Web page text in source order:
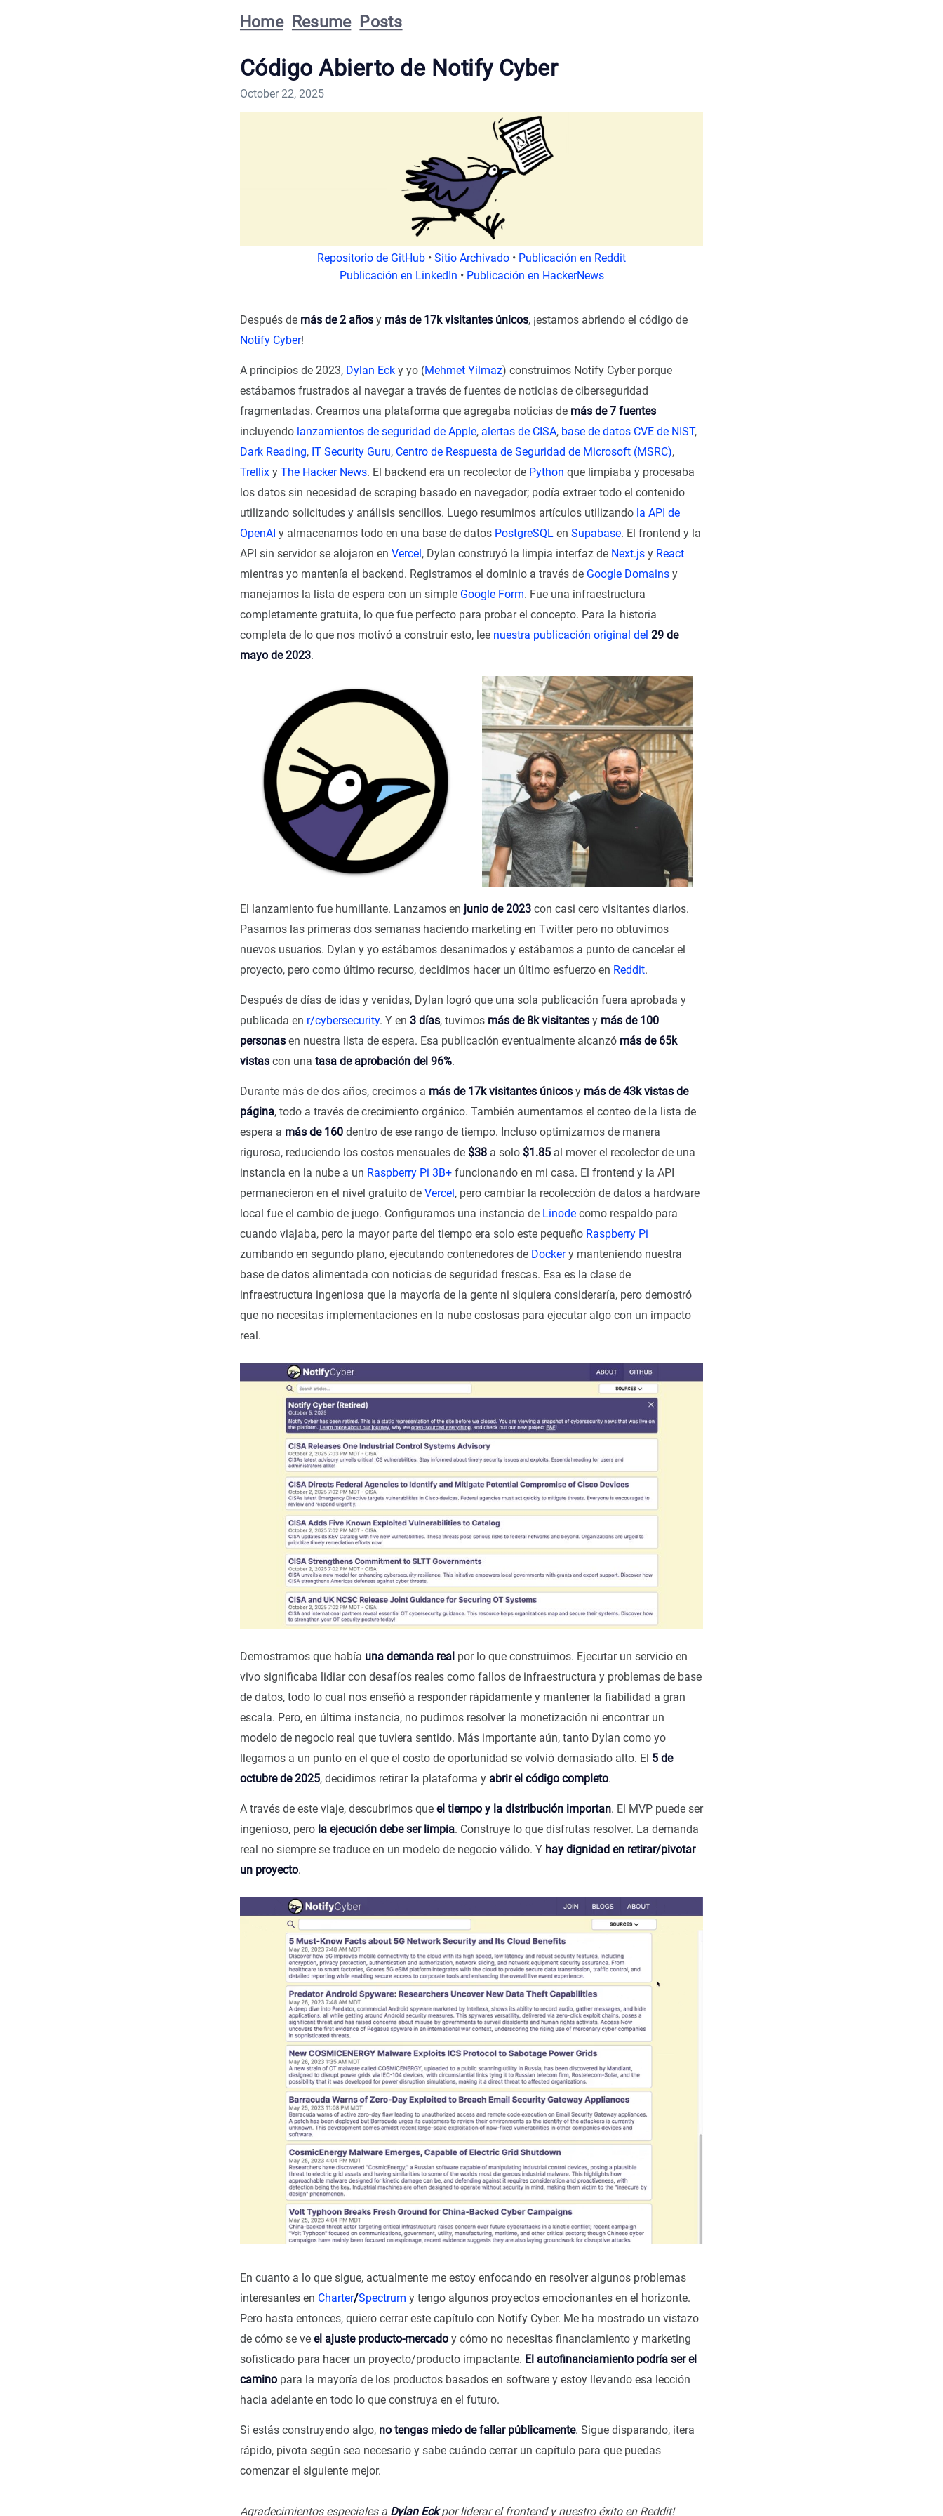
Home Resume Posts
Código Abierto de Notify Cyber
October 22, 2025
Repositorio de GitHub • Sitio Archivado • Publicación en Reddit
Publicación en LinkedIn • Publicación en HackerNews
Después de más de 2 años y más de 17k visitantes únicos, ¡estamos abriendo el código de
Notify Cyber!
A principios de 2023, Dylan Eck y yo (Mehmet Yilmaz) construimos Notify Cyber porque
estábamos frustrados al navegar a través de fuentes de noticias de ciberseguridad
fragmentadas. Creamos una plataforma que agregaba noticias de más de 7 fuentes
incluyendo lanzamientos de seguridad de Apple, alertas de CISA, base de datos CVE de NIST,
Dark Reading, IT Security Guru, Centro de Respuesta de Seguridad de Microsoft (MSRC),
Trellix y The Hacker News. El backend era un recolector de Python que limpiaba y procesaba
los datos sin necesidad de scraping basado en navegador; podía extraer todo el contenido
utilizando solicitudes y análisis sencillos. Luego resumimos artículos utilizando la API de
OpenAI y almacenamos todo en una base de datos PostgreSQL en Supabase. El frontend y la
API sin servidor se alojaron en Vercel , Dylan construyó la limpia interfaz de Next.js y React
mientras yo mantenía el backend. Registramos el dominio a través de Google Domains y
manejamos la lista de espera con un simple Google Form. Fue una infraestructura
completamente gratuita, lo que fue perfecto para probar el concepto. Para la historia
completa de lo que nos motivó a construir esto, lee nuestra publicación original del 29 de
mayo de 2023.
El lanzamiento fue humillante. Lanzamos en junio de 2023 con casi cero visitantes diarios.
Pasamos las primeras dos semanas haciendo marketing en Twitter pero no obtuvimos
nuevos usuarios. Dylan y yo estábamos desanimados y estábamos a punto de cancelar el
proyecto, pero como último recurso, decidimos hacer un último esfuerzo en Reddit.
Después de días de idas y venidas, Dylan logró que una sola publicación fuera aprobada y
publicada en r/cybersecurity. Y en 3 días, tuvimos más de 8k visitantes y más de 100
personas en nuestra lista de espera. Esa publicación eventualmente alcanzó más de 65k
vistas con una tasa de aprobación del 96%.
Durante más de dos años, crecimos a más de 17k visitantes únicos y más de 43k vistas de
página, todo a través de crecimiento orgánico. También aumentamos el conteo de la lista de
espera a más de 160 dentro de ese rango de tiempo. Incluso optimizamos de manera
rigurosa, reduciendo los costos mensuales de $38 a solo $1.85 al mover el recolector de una
instancia en la nube a un Raspberry Pi 3B+ funcionando en mi casa. El frontend y la API
permanecieron en el nivel gratuito de Vercel, pero cambiar la recolección de datos a hardware
local fue el cambio de juego. Configuramos una instancia de Linode como respaldo para
cuando viajaba, pero la mayor parte del tiempo era solo este pequeño Raspberry Pi
zumbando en segundo plano, ejecutando contenedores de Dockery manteniendo nuestra
base de datos alimentada con noticias de seguridad frescas. Esa es la clase de
infraestructura ingeniosa que la mayoría de la gente ni siquiera consideraría, pero demostró
que no necesitas implementaciones en la nube costosas para ejecutar algo con un impacto
real.
Demostramos que había una demanda real por lo que construimos. Ejecutar un servicio en
vivo significaba lidiar con desafíos reales como fallos de infraestructura y problemas de base
de datos, todo lo cual nos enseñó a responder rápidamente y mantener la fiabilidad a gran
escala. Pero, en última instancia, no pudimos resolver la monetización ni encontrar un
modelo de negocio real que tuviera sentido. Más importante aún, tanto Dylan como yo
llegamos a un punto en el que el costo de oportunidad se volvió demasiado alto. El 5 de
octubre de 2025, decidimos retirar la plataforma y abrir el código completo.
A través de este viaje, descubrimos que el tiempo y la distribución importan. El MVP puede ser
ingenioso, pero la ejecución debe ser limpia. Construye lo que disfrutas resolver. La demanda
real no siempre se traduce en un modelo de negocio válido. Y hay dignidad en retirar/pivotar
un proyecto.
En cuanto a lo que sigue, actualmente me estoy enfocando en resolver algunos problemas
interesantes en Charter/Spectrum y tengo algunos proyectos emocionantes en el horizonte.
Pero hasta entonces, quiero cerrar este capítulo con Notify Cyber. Me ha mostrado un vistazo
de cómo se ve el ajuste producto-mercado y cómo no necesitas financiamiento y marketing
sofisticado para hacer un proyecto/producto impactante. El autofinanciamiento podría ser el
camino para la mayoría de los productos basados en software y estoy llevando esa lección
hacia adelante en todo lo que construya en el futuro.
Si estás construyendo algo, no tengas miedo de fallar públicamente. Sigue disparando, itera
rápido, pivota según sea necesario y sabe cuándo cerrar un capítulo para que puedas
comenzar el siguiente mejor.
Agradecimientos especiales a Dylan Eckpor liderar el frontend y nuestro éxito en Reddit!